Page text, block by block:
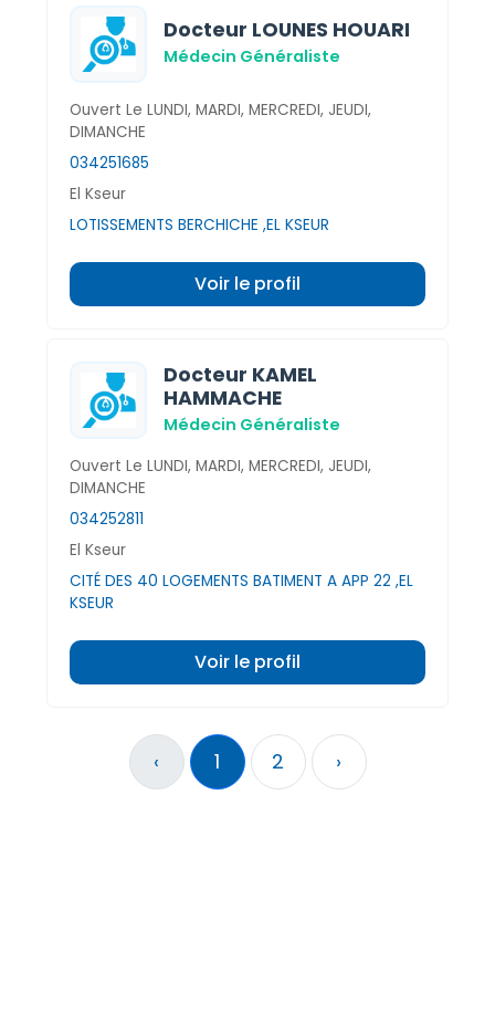
Docteur LOUNES HOUARI
Médecin Généraliste
Ouvert Le LUNDI, MARDI, MERCREDI, JEUDI,
DIMANCHE
034251685
El Kseur
LOTISSEMENTS BERCHICHE ,EL KSEUR
Voir le profil
Docteur KAMEL
HAMMACHE
Médecin Généraliste
Ouvert Le LUNDI, MARDI, MERCREDI, JEUDI,
DIMANCHE
034252811
El Kseur
CITÉ DES 40 LOGEMENTS BATIMENT A APP 22 ,EL
KSEUR
Voir le profil
‹ 1 2 ›